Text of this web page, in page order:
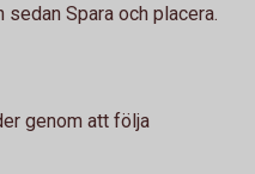
sedan Spara och placera.
genom att följa